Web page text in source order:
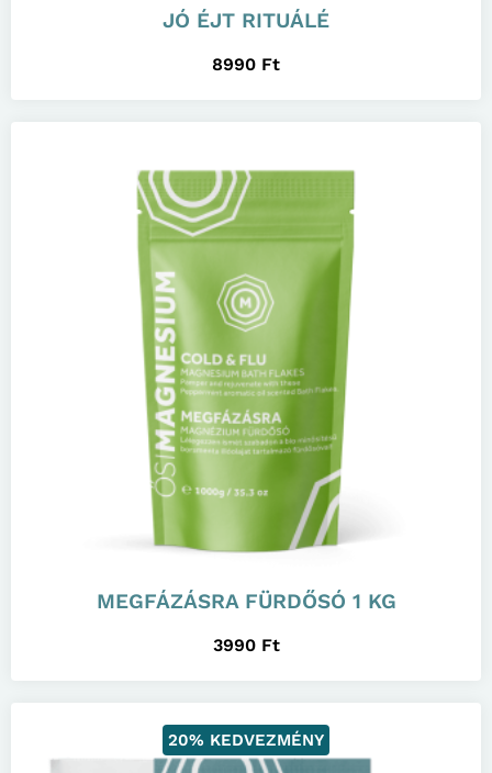
JÓ ÉJT RITUÁLÉ
8990 Ft
MEGFÁZÁSRA FÜRDŐSÓ 1 KG
3990 Ft
20% KEDVEZMÉNY